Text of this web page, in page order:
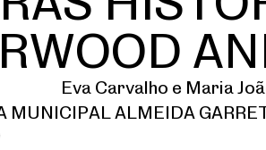
Eva Carvalho e Maria
MUNICIPAL ALMEIDA